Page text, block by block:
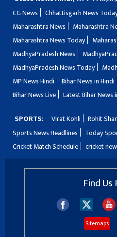
CG News
Chhattisgarh News
Maharashtra News
Maharashtra
Maharashtra News Today
MadhyaPradesh News
MadhyaPradesh News Today
MP News Hindi
Bihar News in Hindi
Bihar News Live
Latest Bihar News
SPORTS: Virat Kohli Rohit
Sports News Headlines
Today
Cricket Match Schedule
cricket
Find Us
Sitemaps